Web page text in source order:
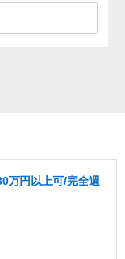
万円以上可/完全週